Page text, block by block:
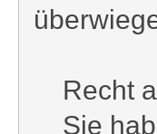
Recht
Sie